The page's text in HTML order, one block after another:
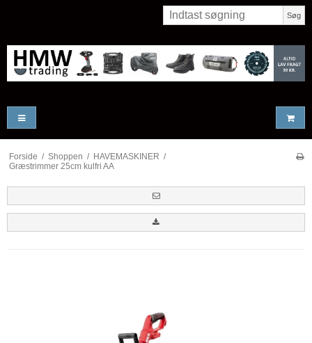
Søg
Forside / Shoppen / HAVEMASKINER /
Græstrimmer 25cm kulfri AA